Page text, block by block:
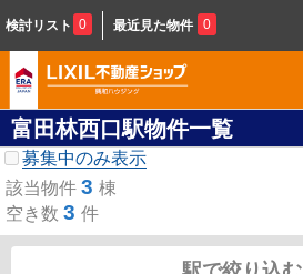
検討リスト 0 最近見た物件 0
富田林西口駅物件一覧
募集中のみ表示
該当物件 3 棟
空き数 3 件